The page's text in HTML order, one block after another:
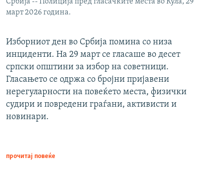
март 2026 година.
Изборниот ден во Србија помина со низа
инциденти. На 29 март се гласаше во десет
српски општини за избор на советници.
Гласањето се одржа со бројни пријавени
нерегуларности на повеќето места, физички
судири и повредени граѓани, активисти и
новинари.
прочитај повеќе